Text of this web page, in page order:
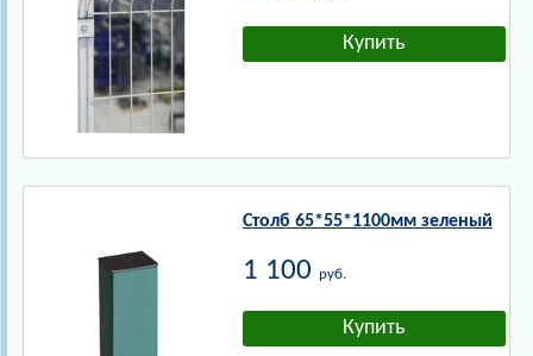
Столб 65*55*1100мм зеленый
1 100 руб.